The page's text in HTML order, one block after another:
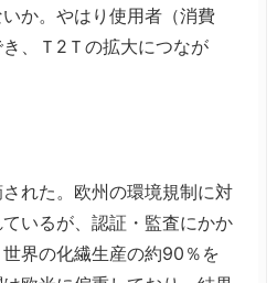
か。やはり使用者（消費
、Ｔ2Ｔの拡大につなが
れた。欧州の環境規制に対
いるが、認証・監査にかか
界の化繊生産の約90％を